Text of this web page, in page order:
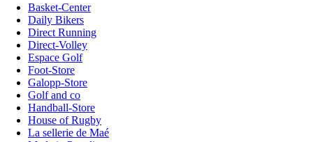
Basket-Center
Daily Bikers
Direct Running
Direct-Volley
Espace Golf
Foot-Store
Galopp-Store
Golf and co
Handball-Store
House of Rugby
La sellerie de Maé